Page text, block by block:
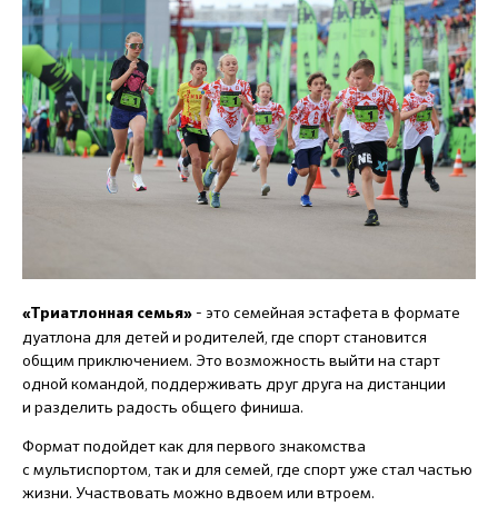
«Триатлонная семья» - это семейная эстафета в формате
дуатлона для детей и родителей, где спорт становится
общим приключением. Это возможность выйти на старт
одной командой, поддерживать друг друга на дистанции
и разделить радость общего финиша.
Формат подойдет как для первого знакомства
с мультиспортом, так и для семей, где спорт уже стал частью
жизни. Участвовать можно вдвоем или втроем.